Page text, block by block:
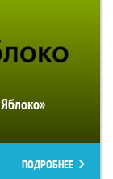
ПОДРОБНЕЕ